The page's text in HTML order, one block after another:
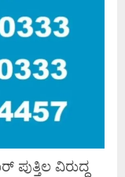
ವಿರುದ್ಧ